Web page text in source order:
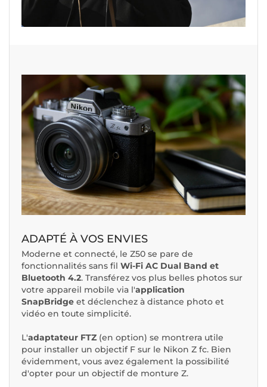
ADAPTÉ À VOS ENVIES
Moderne et connecté, le Z50 se pare de
fonctionnalités sans fil Wi-Fi AC Dual Band et
Bluetooth 4.2. Transférez vos plus belles photos sur
votre appareil mobile via l'application
SnapBridge et déclenchez à distance photo et
vidéo en toute simplicité.
L'adaptateur FTZ (en option) se montrera utile
pour installer un objectif F sur le Nikon Z fc. Bien
évidemment, vous avez également la possibilité
d'opter pour un objectif de monture Z.